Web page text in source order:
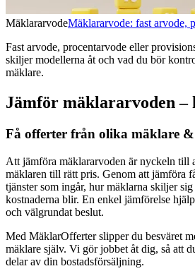
MäklararvodeMäklararvode: fast arvode,
Fast arvode, procentarvode eller
skiljer modellerna åt och vad du bör
mäklare.
Jämför mäklararvoden –
Få offerter från olika mäklare
Att jämföra mäklararvoden är nyckeln till
mäklaren till rätt pris. Genom att jämföra
tjänster som ingår, hur mäklarna skiljer
kostnaderna blir. En enkel jämförelse
och välgrundat beslut.
Med MäklarOfferter slipper du besväret
mäklare själv. Vi gör jobbet åt dig, så att
delar av din bostadsförsäljning.